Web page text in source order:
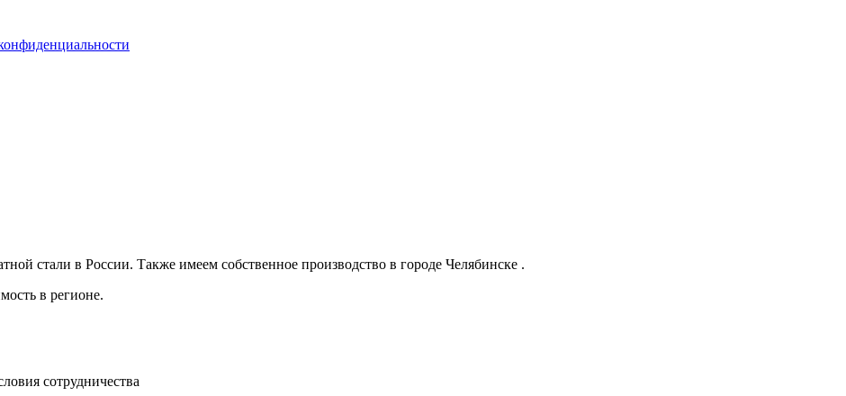
стали в России. Также имеем собственное производство в городе Челябинске .
в регионе.
сотрудничества